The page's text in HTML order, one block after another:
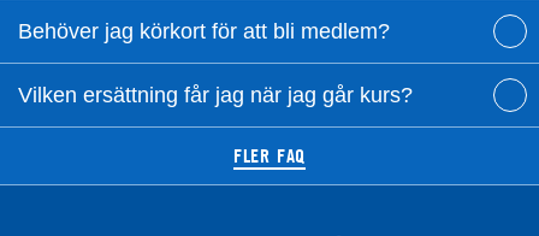
Behöver jag körkort för att bli medlem?
Vilken ersättning får jag när jag går kurs?
FLER FAQ